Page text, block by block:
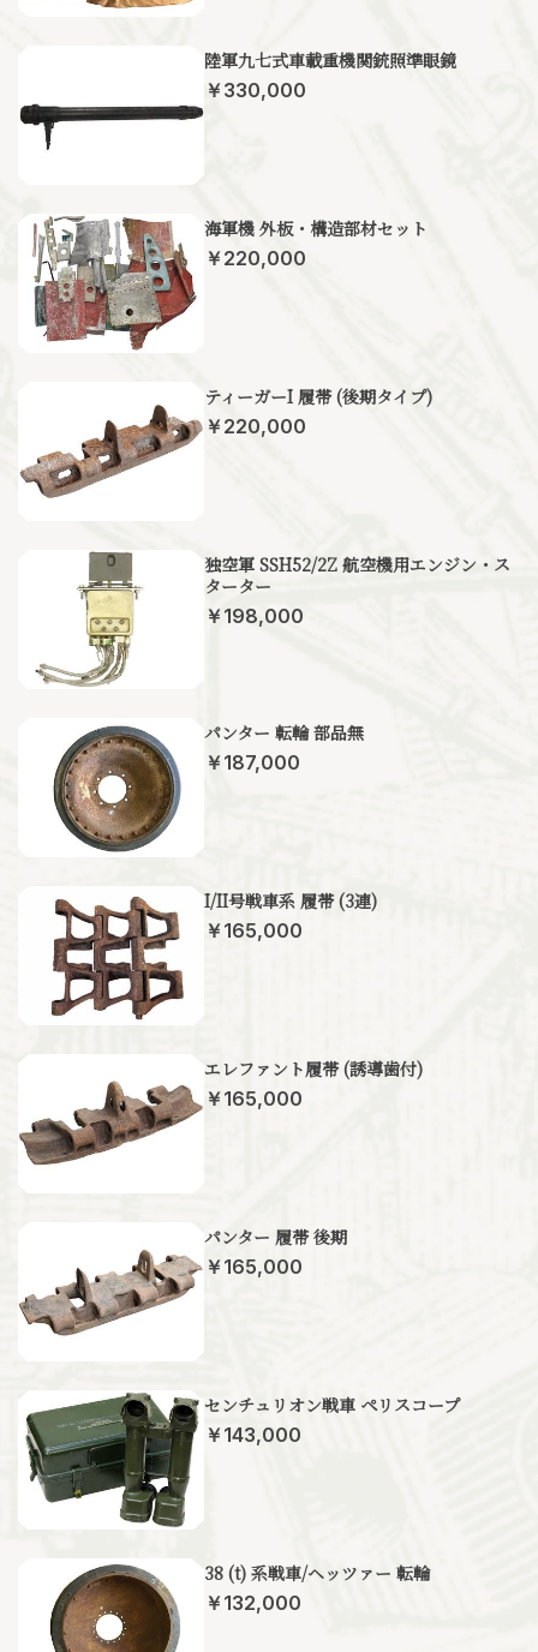
陸軍九七式車載重機関銃照準眼鏡
￥330,000
海軍機 外板・構造部材セット
￥220,000
ティーガーI 履帯 (後期タイプ)
￥220,000
独空軍 SSH52/2Z 航空機用エンジン・ス
ターター
￥198,000
パンター 転輪 部品無
￥187,000
I/II号戦車系 履帯 (3連)
￥165,000
エレファント履帯 (誘導歯付)
￥165,000
パンター 履帯 後期
￥165,000
センチュリオン戦車 ペリスコープ
￥143,000
38 (t) 系戦車/ヘッツァー 転輪
￥132,000